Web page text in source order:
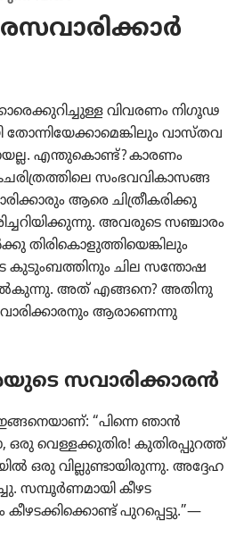
വിവരണം നിഗൂ​ഢ​
വാസ്‌ത​വ​
എന്തു​കൊണ്ട്‌? കാരണം
സംഭവ​വി​കാ​സ​ങ്ങ​
ആരെ ചിത്രീ​ക​രി​ക്കു​
അവരുടെ സഞ്ചാരം
തിരി​കൊ​ളു​ത്തി​യെ​ങ്കി​ലും
കുടും​ബ​ത്തി​നും ചില സന്തോ​ഷ​
അത്‌ എങ്ങനെ? അതിനു
ആരാ​ണെന്നു
സവാരി​ക്കാ​രൻ
“പിന്നെ ഞാൻ
ഒരു വെള്ളക്കു​തിര! കുതി​ര​പ്പു​റത്ത്‌
ഒരു വില്ലു​ണ്ടാ​യി​രു​ന്നു. അദ്ദേഹ​
സമ്പൂർണ​മാ​യി കീഴട​
പുറ​പ്പെട്ടു.”—